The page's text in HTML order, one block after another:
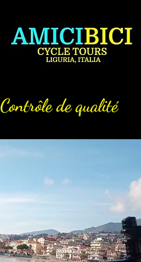
Contrôle de qualité
fabriqués selon les normes les plus
passent par un contrôle de qualité
et des points de contrôle d'analyse
Nous testons rigidité longitudinale et
latitudinale, strength et flex. La
outre testée pour la résistance aux
la compression.